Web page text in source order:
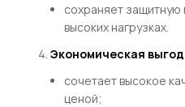
сохраняет защитную
высоких нагрузках.
Экономическая
сочетает высокое
ценой;